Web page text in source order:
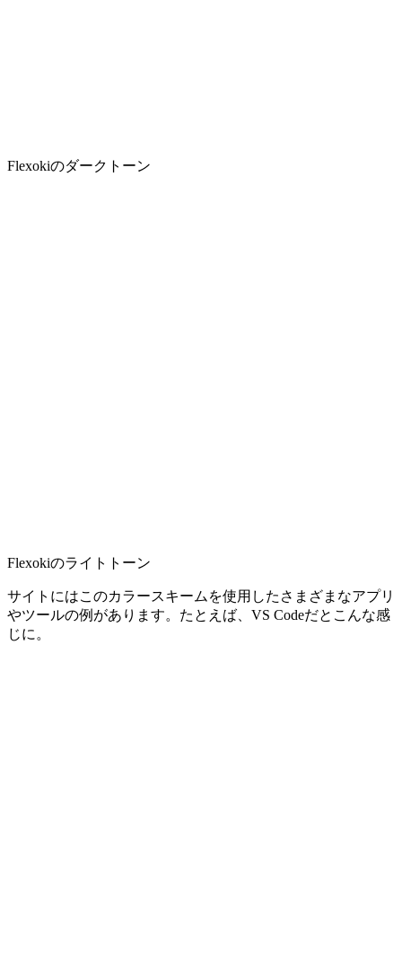
Flexokiのダークトーン
Flexokiのライトトーン
サイトにはこのカラースキームを使用したさまざまなアプリ
やツールの例があります。たとえば、VS Codeだとこんな感
じに。